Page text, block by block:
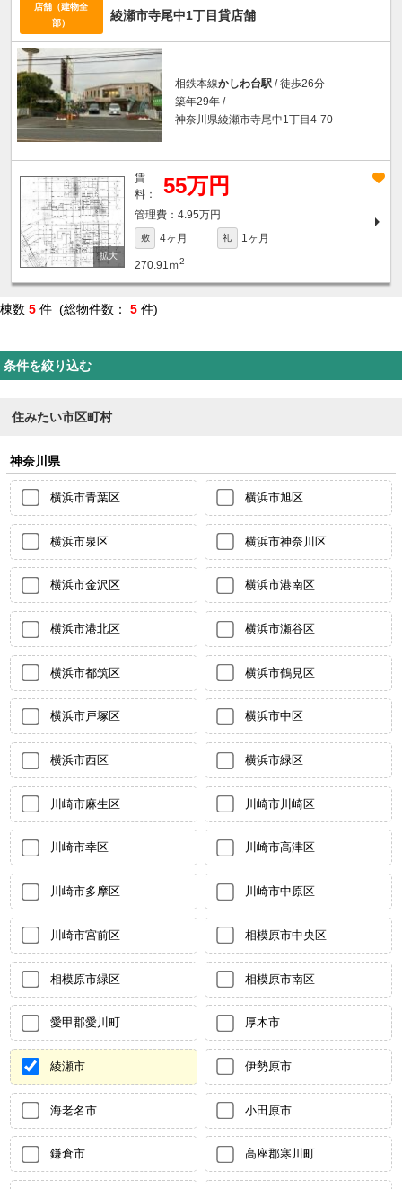
店舗（建物全
部）
綾瀬市寺尾中1丁目貸店舗
相鉄本線かしわ台駅 / 徒歩26分
築年29年 / -
神奈川県綾瀬市寺尾中1丁目4-70
賃
料：
55万円
4.95万円
敷 4ヶ月 礼 1ヶ月
270.91ｍ2
棟数 5 件 (総物件数： 5 件)
条件を絞り込む
住みたい市区町村
神奈川県
横浜市青葉区 横浜市旭区
横浜市泉区 横浜市神奈川区
横浜市金沢区 横浜市港南区
横浜市港北区 横浜市瀬谷区
横浜市都筑区 横浜市鶴見区
横浜市戸塚区 横浜市中区
横浜市西区 横浜市緑区
川崎市麻生区 川崎市川崎区
川崎市幸区 川崎市高津区
川崎市多摩区 川崎市中原区
川崎市宮前区 相模原市中央区
相模原市緑区 相模原市南区
愛甲郡愛川町 厚木市
綾瀬市 伊勢原市
海老名市 小田原市
鎌倉市 高座郡寒川町